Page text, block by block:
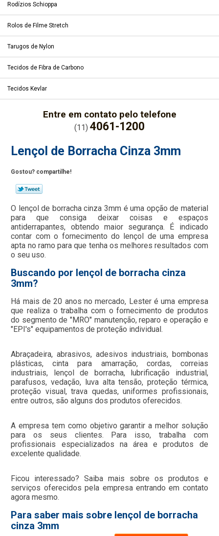
Rodízios Schioppa
Rolos de Filme Stretch
Tarugos de Nylon
Tecidos de Fibra de Carbono
Tecidos Kevlar
Entre em contato pelo telefone
(11) 4061-1200
Lençol de Borracha Cinza 3mm
Gostou? compartilhe!
O lençol de borracha cinza 3mm é uma opção de material
para que consiga deixar coisas e espaços
antiderrapantes, obtendo maior segurança. É indicado
contar com o fornecimento do lençol de uma empresa
apta no ramo para que tenha os melhores resultados com
o seu uso.
Buscando por lençol de borracha cinza
3mm?
Há mais de 20 anos no mercado, Lester é uma empresa
que realiza o trabalha com o fornecimento de produtos
do segmento de "MRO" manutenção, reparo e operação e
"EPI's" equipamentos de proteção individual.
Abraçadeira, abrasivos, adesivos industriais, bombonas
plásticas, cinta para amarração, cordas, correias
industriais, lençol de borracha, lubrificação industrial,
parafusos, vedação, luva alta tensão, proteção térmica,
proteção visual, trava quedas, uniformes profissionais,
entre outros, são alguns dos produtos oferecidos.
A empresa tem como objetivo garantir a melhor solução
para os seus clientes. Para isso, trabalha com
profissionais especializados na área e produtos de
excelente qualidade.
Ficou interessado? Saiba mais sobre os produtos e
serviços oferecidos pela empresa entrando em contato
agora mesmo.
Para saber mais sobre lençol de borracha
cinza 3mm